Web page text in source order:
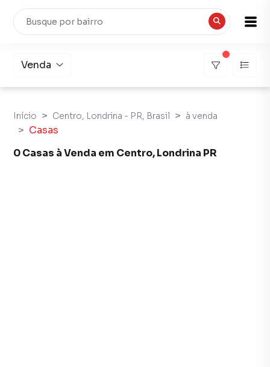
Venda
Início Centro, Londrina - PR, Brasil à venda
Casas
0 Casas à Venda em Centro, Londrina PR